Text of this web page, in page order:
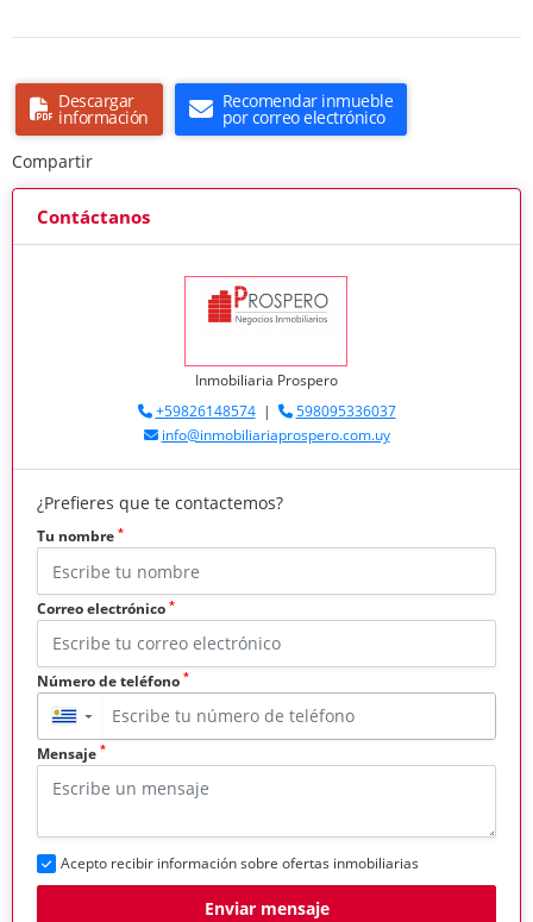
Descargar
información
Recomendar inmueble
por correo electrónico
Compartir
Contáctanos
Inmobiliaria Prospero
+59826148574|
598095336037
info@inmobiliariaprospero.com.uy
¿Prefieres que te contactemos?
Tu nombre *
Correo electrónico *
Número de teléfono *
▼
Mensaje *
Acepto recibir información sobre ofertas inmobiliarias
Enviar mensaje